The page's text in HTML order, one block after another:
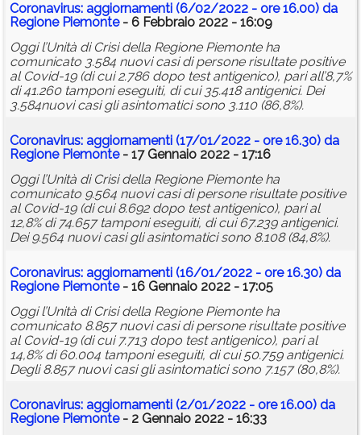
Coronavirus: aggiornamenti (6/02/2022 - ore 16.00) da
Regione Piemonte- 6 Febbraio 2022 - 16:09
Oggi l’Unità di Crisi della Regione Piemonte ha
comunicato 3.584 nuovi casi di persone risultate positive
al Covid-19 (di cui 2.786 dopo test antigenico), pari all’8,7%
di 41.260 tamponi eseguiti, di cui 35.418 antigenici. Dei
3.584nuovi casi gli asintomatici sono 3.110 (86,8%).
Coronavirus: aggiornamenti (17/01/2022 - ore 16.30) da
Regione Piemonte- 17 Gennaio 2022 - 17:16
Oggi l’Unità di Crisi della Regione Piemonte ha
comunicato 9.564 nuovi casi di persone risultate positive
al Covid-19 (di cui 8.692 dopo test antigenico), pari al
12,8% di 74.657 tamponi eseguiti, di cui 67.239 antigenici.
Dei 9.564 nuovi casi gli asintomatici sono 8.108 (84,8%).
Coronavirus: aggiornamenti (16/01/2022 - ore 16.30) da
Regione Piemonte- 16 Gennaio 2022 - 17:05
Oggi l’Unità di Crisi della Regione Piemonte ha
comunicato 8.857 nuovi casi di persone risultate positive
al Covid-19 (di cui 7.713 dopo test antigenico), pari al
14,8% di 60.004 tamponi eseguiti, di cui 50.759 antigenici.
Degli 8.857 nuovi casi gli asintomatici sono 7.157 (80,8%).
Coronavirus: aggiornamenti (2/01/2022 - ore 16.00) da
Regione Piemonte- 2 Gennaio 2022 - 16:33